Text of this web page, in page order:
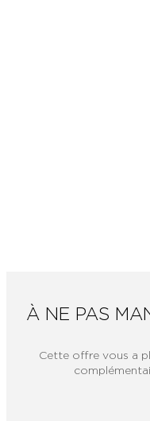
À NE PAS
Cette offre vous a